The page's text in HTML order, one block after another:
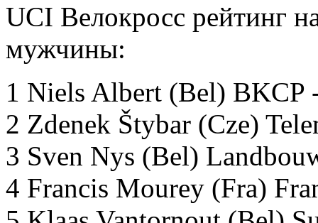
UCI Велокросс рейтинг
мужчины:
1 Niels Albert (Bel) BKCP
2 Zdenek Štybar (Cze)
3 Sven Nys (Bel)
4 Francis Mourey (Fra)